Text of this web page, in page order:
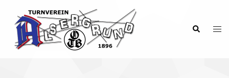
content
Search